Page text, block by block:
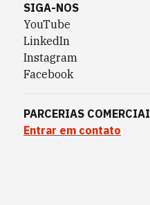
SIGA-NOS
YouTube
LinkedIn
Instagram
Facebook
PARCERIAS
Entrar em contato